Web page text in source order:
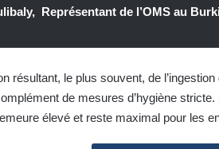
Représentant de l’OMS au
résultant, le plus souvent, de
de mesures d’hygiène
élevé et reste maximal pour les